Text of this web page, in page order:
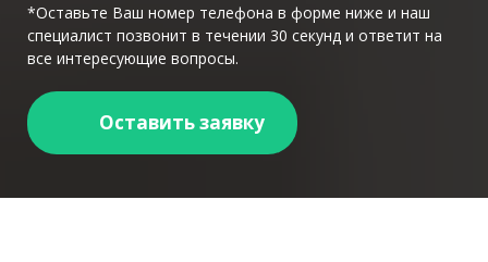
*Оставьте Ваш номер телефона в форме ниже и наш
специалист позвонит в течении 30 секунд и ответит на
все интересующие вопросы.
Оставить заявку